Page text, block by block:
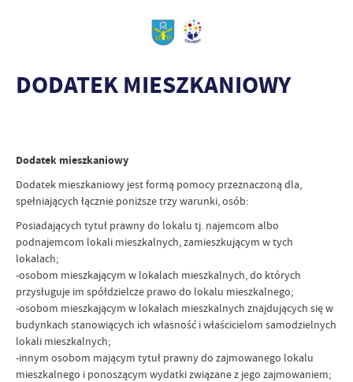
DODATEK MIESZKANIOWY
Dodatek mieszkaniowy
Dodatek mieszkaniowy jest formą pomocy przeznaczoną dla,
spełniających łącznie poniższe trzy warunki, osób:
Posiadających tytuł prawny do lokalu tj. najemcom albo
podnajemcom lokali mieszkalnych, zamieszkującym w tych
lokalach;
-osobom mieszkającym w lokalach mieszkalnych, do których
przysługuje im spółdzielcze prawo do lokalu mieszkalnego;
-osobom mieszkającym w lokalach mieszkalnych znajdujących się w
budynkach stanowiących ich własność i właścicielom samodzielnych
lokali mieszkalnych;
-innym osobom mającym tytuł prawny do zajmowanego lokalu
mieszkalnego i ponoszącym wydatki związane z jego zajmowaniem;